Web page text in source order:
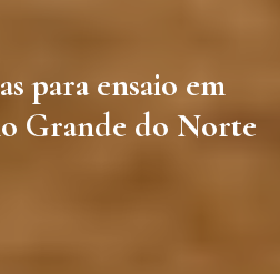
para ensaio em
Grande do Norte